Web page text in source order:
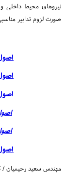
نیروهای محیط داخلی
صورت لزوم تدابیر
مهندس سعید رحیمیان /